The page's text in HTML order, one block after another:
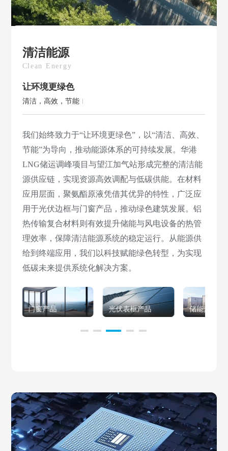
清洁能源
Clean Energy
让环境更绿色
清洁，高效，节能
我们始终致力于“让环境更绿色”，以“清洁、高效、
节能”为导向，推动能源体系的可持续发展。华港
LNG储运调峰项目与望江加气站形成完整的清洁能
源供应链，实现资源高效调配与低碳供能。在材料
应用层面，聚氨酯原液凭借其优异的特性，广泛应
用于光伏边框与门窗产品，推动绿色建筑发展。铝
热传输复合材料则有效提升储能与风电设备的热管
理效率，保障清洁能源系统的稳定运行。从能源供
给到终端应用，我们以科技赋能绿色转型，为实现
低碳未来提供系统化解决方案。
门窗产品 光伏表框产品 储能热管理